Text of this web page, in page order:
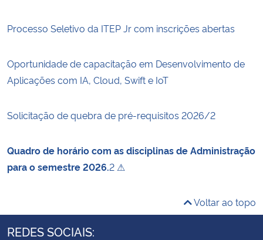
Processo Seletivo da ITEP Jr com inscrições abertas
Oportunidade de capacitação em Desenvolvimento de
Aplicações com IA, Cloud, Swift e IoT
Solicitação de quebra de pré-requisitos 2026/2
Quadro de horário com as disciplinas de Administração
para o semestre 2026.2 ⚠
Voltar ao topo
REDES SOCIAIS: